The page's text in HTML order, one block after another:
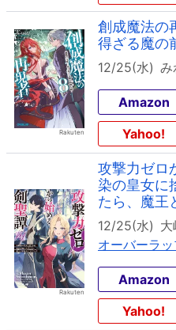
創成魔法の
得ざる魔の
12/25(水) み
Amazon
Yahoo!
攻撃力ゼロ
染の皇女に
たら、魔王
12/25(水)
オーバーラ
Amazon
Yahoo!